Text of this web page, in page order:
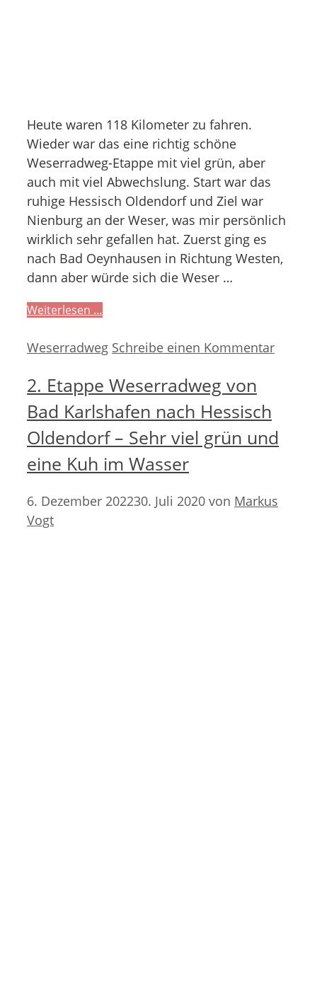
Heute waren 118 Kilometer zu fahren.
Wieder war das eine richtig schöne
Weserradweg-Etappe mit viel grün, aber
auch mit viel Abwechslung. Start war das
ruhige Hessisch Oldendorf und Ziel war
Nienburg an der Weser, was mir persönlich
wirklich sehr gefallen hat. Zuerst ging es
nach Bad Oeynhausen in Richtung Westen,
dann aber würde sich die Weser …
Weiterlesen …
Kategorien
Weserradweg Schreibe einen Kommentar
2. Etappe Weserradweg von
Bad Karlshafen nach Hessisch
Oldendorf – Sehr viel grün und
eine Kuh im Wasser
6. Dezember 202230. Juli 2020 von Markus
Vogt